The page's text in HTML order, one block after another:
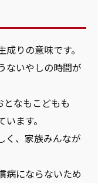
りの意味です。
ないやしの時間が
となもこどもも
ます。
く、家族みんなが
病にならないため